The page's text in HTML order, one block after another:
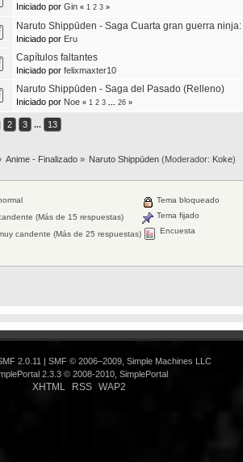
Iniciado por Gin « 1 2 3»
Naruto Shippūden - Saga Cuarta gran guerra
Iniciado por Eru
Capítulos faltantes
Iniciado por felixmaxter10
Naruto Shippūden - Saga del Pasado (Relleno)
Iniciado por Noe « 1 2 3 26»
2 3 ... 13
Anime - Finalizado » Naruto Shippūden (Moderador: Koke)
(Más de 15 respuestas)
candente (Más de 25 respuestas)
Tema bloqueado
Tema fijado
Encuesta
2.0.11
SMF © 2006–2009, Simple Machines LLC
2.3.3 © 2008-2010, SimplePortal
XHTML RSS WAP2